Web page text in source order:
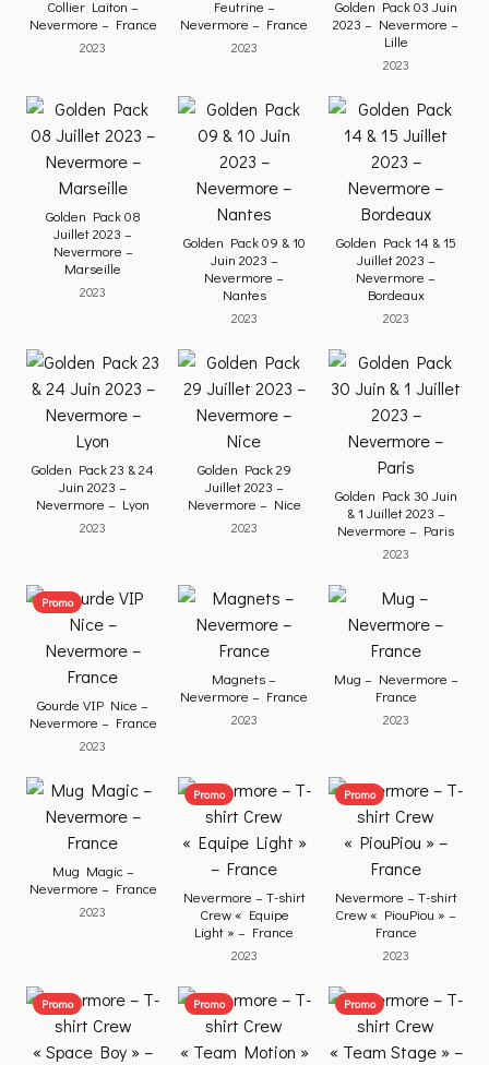
Collier Laiton –
Nevermore – France
2023
Feutrine –
Nevermore – France
2023
Golden Pack 03 Juin
2023 – Nevermore –
Lille
2023
Golden Pack 08
Juillet 2023 –
Nevermore –
Marseille
2023
Golden Pack 09 & 10
Juin 2023 –
Nevermore –
Nantes
2023
Golden Pack 14 & 15
Juillet 2023 –
Nevermore –
Bordeaux
2023
Golden Pack 23 & 24
Juin 2023 –
Nevermore – Lyon
2023
Golden Pack 29
Juillet 2023 –
Nevermore – Nice
2023
Golden Pack 30 Juin
& 1 Juillet 2023 –
Nevermore – Paris
2023
Promo
Gourde VIP Nice –
Nevermore – France
2023
Magnets –
Nevermore – France
2023
Mug – Nevermore –
France
2023
Mug Magic –
Nevermore – France
2023
Promo
Nevermore – T-shirt
Crew « Equipe
Light » – France
2023
Promo
Nevermore – T-shirt
Crew « PiouPiou » –
France
2023
Promo Promo Promo